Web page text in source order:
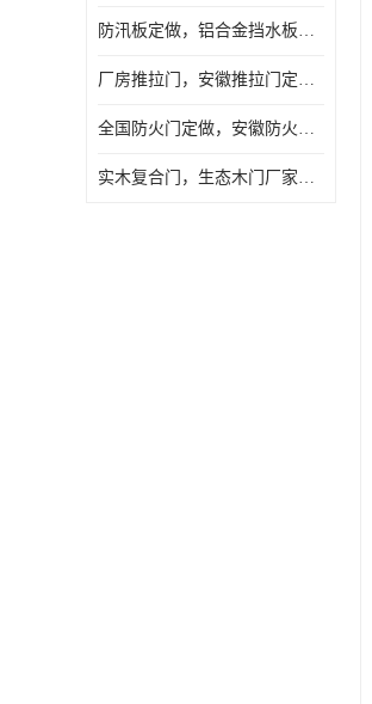
防汛板定做，铝合金挡水板门，地库挡水板
厂房推拉门，安徽推拉门定做，夹芯板平移大门
全国防火门定做，安徽防火门批发，防火门价格
实木复合门，生态木门厂家，免漆门定做，安徽木门厂家直销